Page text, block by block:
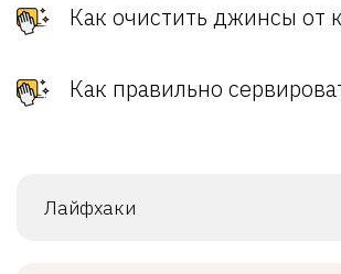
Как очистить джинсы от
Как правильно
Лайфхаки